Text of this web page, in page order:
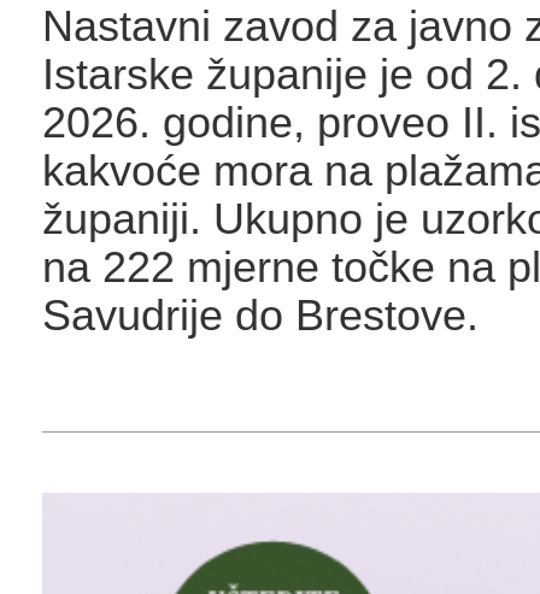
Nastavni zavod za javno
Istarske županije je od 2.
2026. godine, proveo II.
kakvoće mora na
županiji. Ukupno je
na 222 mjerne točke na
Savudrije do Brestove.